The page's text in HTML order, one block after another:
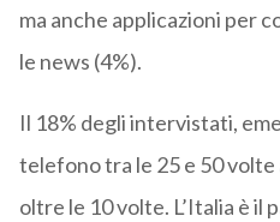
ma anche applicazioni per
le news (4%).
Il 18% degli intervistati,
telefono tra le 25 e 50 volte
oltre le 10 volte. L’Italia è il